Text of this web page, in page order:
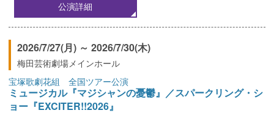
公演詳細
2026/7/27(月) ～ 2026/7/30(木)
梅田芸術劇場メインホール
宝塚歌劇花組 全国ツアー公演
ミュージカル『マジシャンの憂鬱』／スパークリング・シ
ョー『EXCITER!!2026』